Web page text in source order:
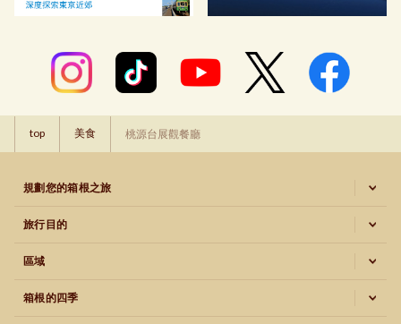
top 美食 桃源台展觀餐廳
規劃您的箱根之旅
旅行目的
區域
箱根的四季